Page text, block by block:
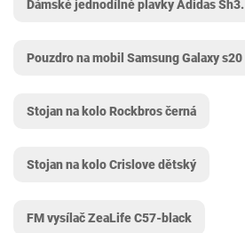
Dámské jednodílné plavky Adidas Sh3.
Pouzdro na mobil Samsung Galaxy s20
Stojan na kolo Rockbros černá
Stojan na kolo Crislove dětský
FM vysílač ZeaLife C57-black